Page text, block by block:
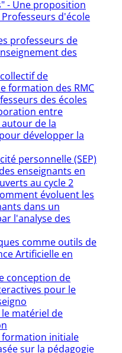
- Une proposition
d'école
professeurs de
des
de
formation des RMC
des écoles
entre
de la
développer la
personnelle (SEP)
enseignants en
au cycle 2
évoluent les
dans un
l'analyse des
comme outils de
Artificielle en
conception de
pour le
matériel de
formation initiale
sur la pédagogie